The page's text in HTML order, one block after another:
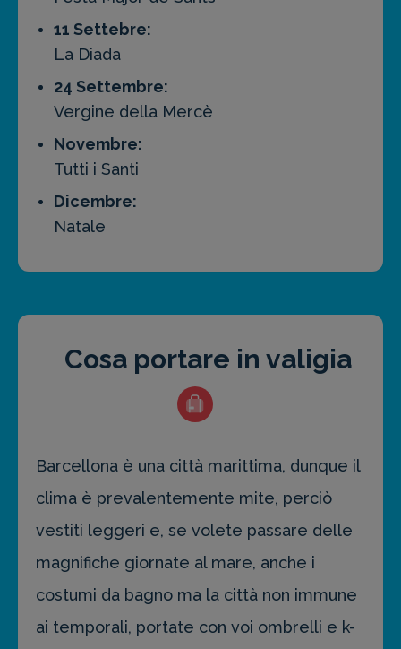
11 Settebre:
La Diada
24 Settembre:
Vergine della Mercè
Novembre:
Tutti i Santi
Dicembre:
Natale
Cosa portare in valigia
Barcellona è una città marittima, dunque il
clima è prevalentemente mite, perciò
vestiti leggeri e, se volete passare delle
magnifiche giornate al mare, anche i
costumi da bagno ma la città non immune
ai temporali, portate con voi ombrelli e k-